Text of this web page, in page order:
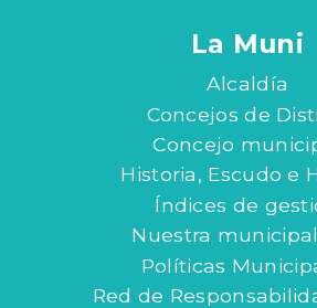
La Muni
Alcaldía
Concejos de
Concejo
Historia, Escudo e
Índices de
Nuestra
Políticas
Red de